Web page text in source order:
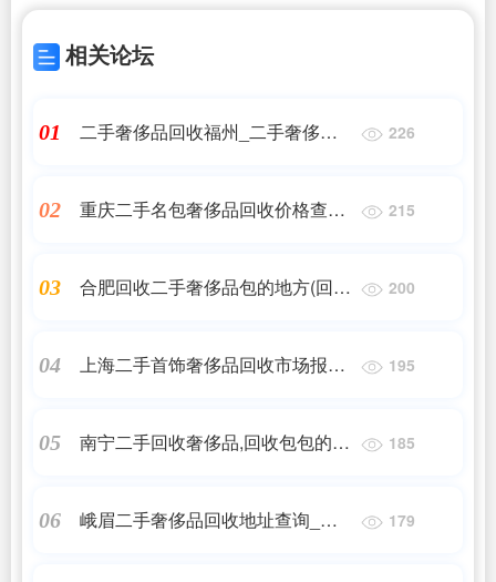
相关论坛
01
二手奢侈品回收福州_二手奢侈品
226
02
重庆二手名包奢侈品回收价格查询
215
03
合肥回收二手奢侈品包的地方(回收
200
04
上海二手首饰奢侈品回收市场报价
琴手表回收报价多少?
195
05
南宁二手回收奢侈品,回收包包的平
185
06
峨眉二手奢侈品回收地址查询_峨
179